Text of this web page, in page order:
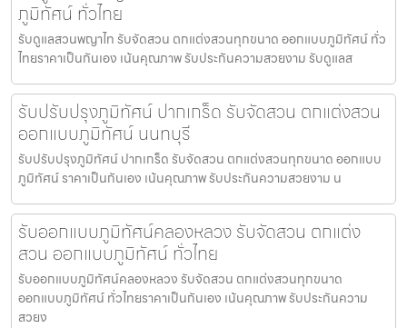
ภูมิทัศน์ ทั่วไทย
รับดูแลสวนพญาไท รับจัดสวน ตกแต่งสวนทุกขนาด ออกแบบภูมิทัศน์ ทั่ว
ไทยราคาเป็นกันเอง เน้นคุณภาพ รับประกันความสวยงาม รับดูแลส
รับปรับปรุงภูมิทัศน์ ปากเกร็ด รับจัดสวน ตกแต่งสวน
ออกแบบภูมิทัศน์ นนทบุรี
รับปรับปรุงภูมิทัศน์ ปากเกร็ด รับจัดสวน ตกแต่งสวนทุกขนาด ออกแบบ
ภูมิทัศน์ ราคาเป็นกันเอง เน้นคุณภาพ รับประกันความสวยงาม น
รับออกแบบภูมิทัศน์คลองหลวง รับจัดสวน ตกแต่ง
สวน ออกแบบภูมิทัศน์ ทั่วไทย
รับออกแบบภูมิทัศน์คลองหลวง รับจัดสวน ตกแต่งสวนทุกขนาด
ออกแบบภูมิทัศน์ ทั่วไทยราคาเป็นกันเอง เน้นคุณภาพ รับประกันความ
สวยง